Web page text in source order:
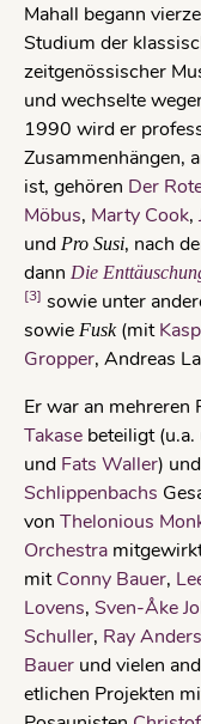
Mahall begann
Studium der
zeitgenössischer
und wechselte
1990 wird er
Zusammenhängen,
ist, gehören Der
Möbus, Marty Cook,
und Pro Susi, nach
dann Die
[3] sowie unter
sowie Fusk(mit
Gropper, Andreas
Er war an mehreren
Takase beteiligt
und Fats Waller)
Schlippenbachs
von Thelonious
Orchestra
mitConny Bauer,
Lovens, Sven-Åke
Schuller, Ray
Bauer und vielen
etlichen Projekten